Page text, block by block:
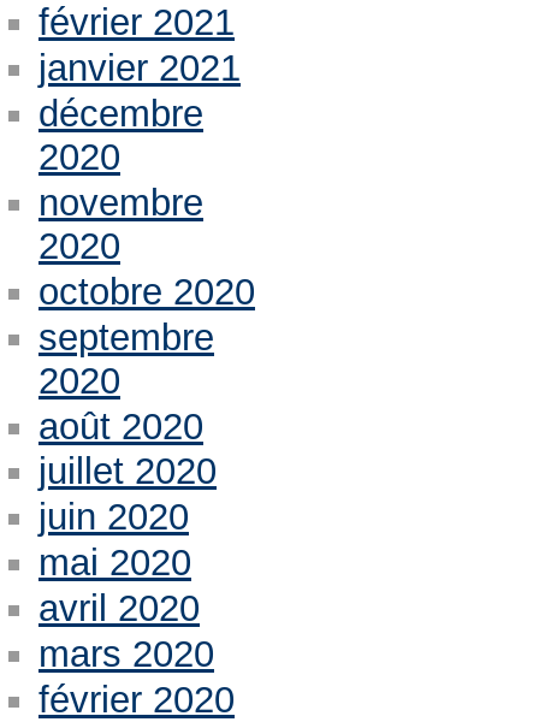
février 2021
janvier 2021
décembre
2020
novembre
2020
octobre 2020
septembre
2020
août 2020
juillet 2020
juin 2020
mai 2020
avril 2020
mars 2020
février 2020